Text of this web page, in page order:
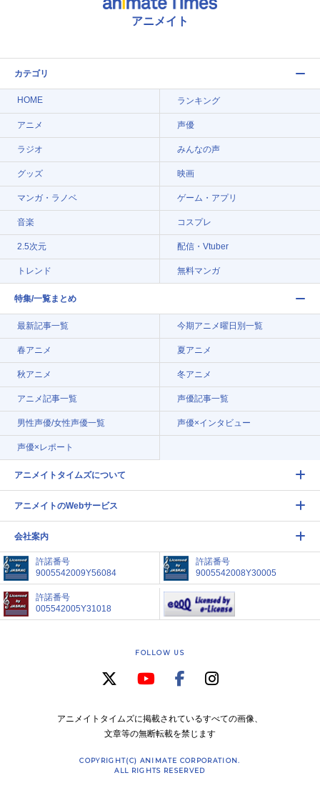
アニメイト
カテゴリ
HOME ランキング
アニメ 声優
ラジオ みんなの声
グッズ 映画
マンガ・ラノベ ゲーム・アプリ
音楽 コスプレ
2.5次元 配信・Vtuber
トレンド 無料マンガ
特集/一覧まとめ
最新記事一覧 今期アニメ曜日別一覧
春アニメ 夏アニメ
秋アニメ 冬アニメ
アニメ記事一覧 声優記事一覧
男性声優/女性声優一覧 声優×インタビュー
声優×レポート
アニメイトタイムズについて
アニメイトのWebサービス
会社案内
許諾番号
9005542009Y56084
許諾番号
9005542008Y30005
許諾番号
005542005Y31018
FOLLOW US
アニメイトタイムズに掲載されているすべての画像、
文章等の無断転載を禁じます
COPYRIGHT(C) ANIMATE CORPORATION.
ALL RIGHTS RESERVED